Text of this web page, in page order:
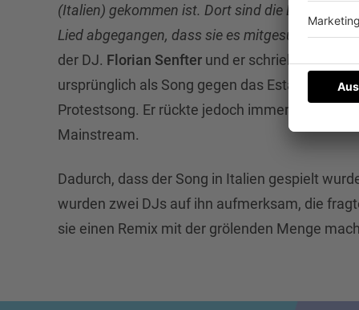
(Italien) gekommen ist. Dort sind die Leute so
Lied abgegangen, dass sie es mitgesungen
der DJ. Florian Senfter und er schrieben den
ursprünglich als Song gegen das
Protestsong. Er rückte jedoch immer mehr in
Mainstream.
Dadurch, dass der Song in Italien gespielt
wurden zwei DJs auf ihn aufmerksam, die
sie einen Remix mit der grölenden Menge